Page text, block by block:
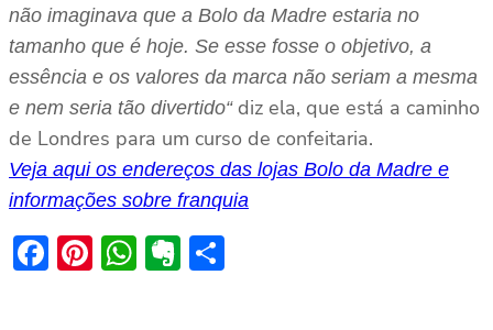
não imaginava que a Bolo da Madre estaria no
tamanho que é hoje. Se esse fosse o objetivo, a
essência e os valores da marca não seriam a mesma
e nem seria tão divertido“diz ela, que está a caminho
de Londres para um curso de confeitaria.
Veja aqui os endereços das lojas Bolo da Madre e
informações sobre franquia
Facebook
Pinterest
WhatsApp
Evernote